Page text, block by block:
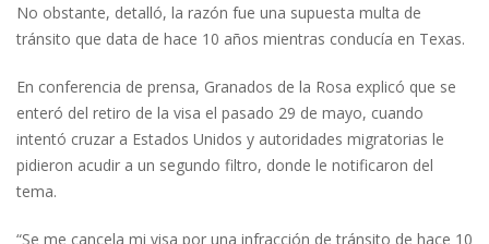
No obstante, detalló, la razón fue una supuesta multa de
tránsito que data de hace 10 años mientras conducía en Texas.
En conferencia de prensa, Granados de la Rosa explicó que se
enteró del retiro de la visa el pasado 29 de mayo, cuando
intentó cruzar a Estados Unidos y autoridades migratorias le
pidieron acudir a un segundo filtro, donde le notificaron del
tema.
“Se me cancela mi visa por una infracción de tránsito de hace 10